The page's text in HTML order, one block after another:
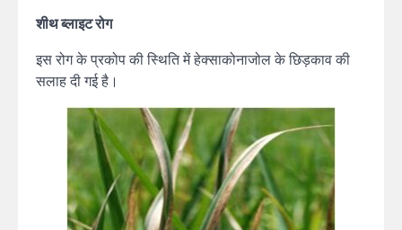
शीथ ब्लाइट रोग
इस रोग के प्रकोप की स्थिति में हेक्साकोनाजोल के छिड़काव की
सलाह दी गई है।